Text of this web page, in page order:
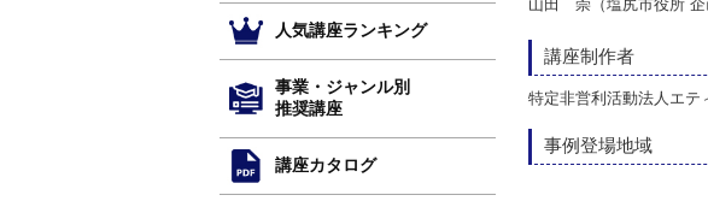
人気講座ランキング
事業・ジャンル別
推奨講座
講座カタログ
山田 崇（塩尻市役所 企
講座制作者
特定非営利活動法人エテ
事例登場地域